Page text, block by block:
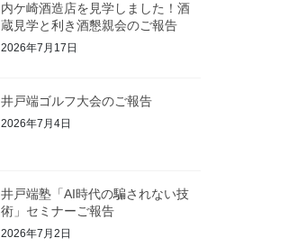
内ケ崎酒造店を見学しました！酒
蔵見学と利き酒懇親会のご報告
2026年7月17日
井戸端ゴルフ大会のご報告
2026年7月4日
井戸端塾「AI時代の騙されない技
術」セミナーご報告
2026年7月2日